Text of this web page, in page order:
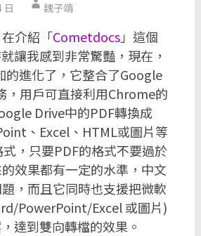
日 魏子靖
介紹「Cometdocs」這個
讓我感到非常驚豔，現在，
進化了，它整合了Google
，用戶可直接利用Chrome的
Drive中的PDF轉換成
、Excel、HTML或圖片等
，只要PDF的格式不要過於
效果都有一定的水準，中文
，而且它同時也支援把微軟
PowerPoint/Excel 或圖片)
達到雙向轉檔的效果。